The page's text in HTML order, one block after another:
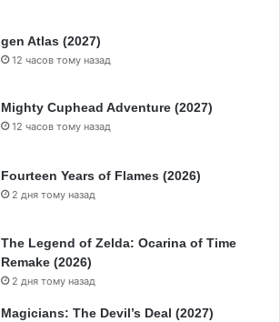
gen Atlas (2027)
12 часов тому назад
Mighty Cuphead Adventure (2027)
12 часов тому назад
Fourteen Years of Flames (2026)
2 дня тому назад
The Legend of Zelda: Ocarina of Time
Remake (2026)
2 дня тому назад
Magicians: The Devil’s Deal (2027)